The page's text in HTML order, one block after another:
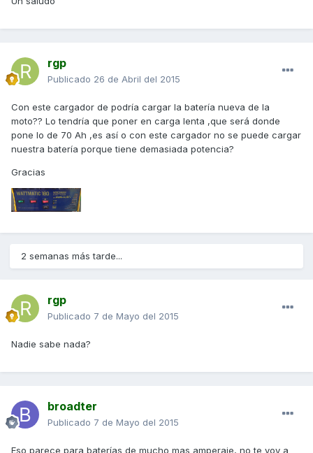
rgp
Publicado 26 de Abril del 2015
Con este cargador de podría cargar la batería nueva de la
moto?? Lo tendría que poner en carga lenta ,que será donde
pone lo de 70 Ah ,es así o con este cargador no se puede cargar
nuestra batería porque tiene demasiada potencia?
Gracias
2 semanas más tarde...
rgp
Publicado 7 de Mayo del 2015
Nadie sabe nada?
broadter
Publicado 7 de Mayo del 2015
Eso parece para baterías de mucho mas amperaje, no te voy a